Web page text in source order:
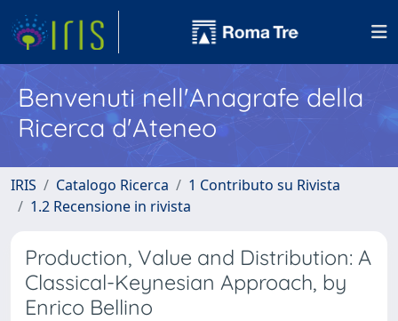
Benvenuti nell'Anagrafe della
Ricerca d'Ateneo
IRIS Catalogo Ricerca
1 Contributo su Rivista
1.2 Recensione in rivista
Production, Value and Distribution: A
Classical-Keynesian Approach, by
Enrico Bellino